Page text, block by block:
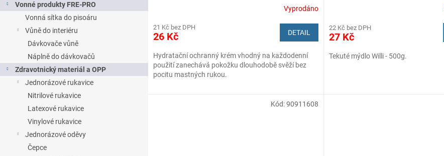
Vonné produkty FRE-PRO
Vonná sítka do pisoáru
Vůně do interiéru
Dávkovače vůně
Náplně do dávkovačů
Zdravotnický materiál a OPP
Jednorázové rukavice
Nitrilové rukavice
Latexové rukavice
Vinylové rukavice
Jednorázové oděvy
Čepce
Vyprodáno
21 Kč bez DPH
26 Kč DETAIL
Hydratační ochranný krém vhodný na každodenní
použití zanechává pokožku dlouhodobě svěží bez
pocitu mastných rukou.
22 Kč bez DPH
27 Kč
Tekuté mýdlo Willi - 500g.
Kód:90911608